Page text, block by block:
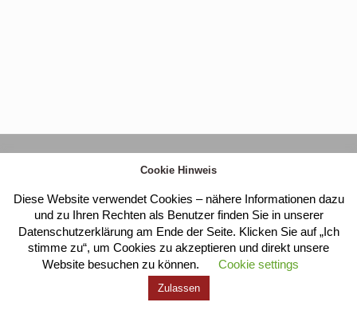
Kloster Heilig Kreuz |Impressum
Cookie Hinweis
Diese Website verwendet Cookies – nähere Informationen dazu
und zu Ihren Rechten als Benutzer finden Sie in unserer
Datenschutzerklärung am Ende der Seite. Klicken Sie auf „Ich
stimme zu“, um Cookies zu akzeptieren und direkt unsere
Website besuchen zu können.
Cookie settings
Zulassen